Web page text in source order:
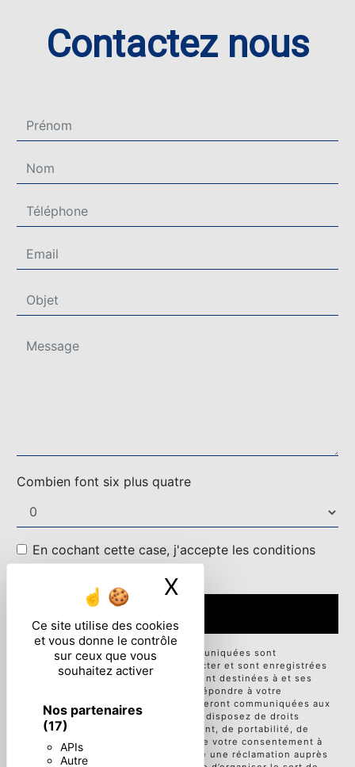
Ce site utilise des cookies
et vous donne le contrôle
sur ceux que vous
souhaitez activer
Nos partenaires
(17)
APIs
Autre
X Masquer le
Contactez nous
Combien font six plus quatre
En cochant cette case, j'accepte les conditions
particulières ci-dessous **
** Les données personnelles communiquées sont
nécessaires aux fins de vous contacter et sont enregistrées
dans un fichier informatisé. Elles sont destinées à et ses
sous-traitants dans le seul but de répondre à votre
message. Les données collectées seront communiquées aux
seuls destinataires suivants: . Vous disposez de droits
d’accès, de rectification, d’effacement, de portabilité, de
limitation, d’opposition, de retrait de votre consentement à
tout moment et du droit d’introduire une réclamation auprès